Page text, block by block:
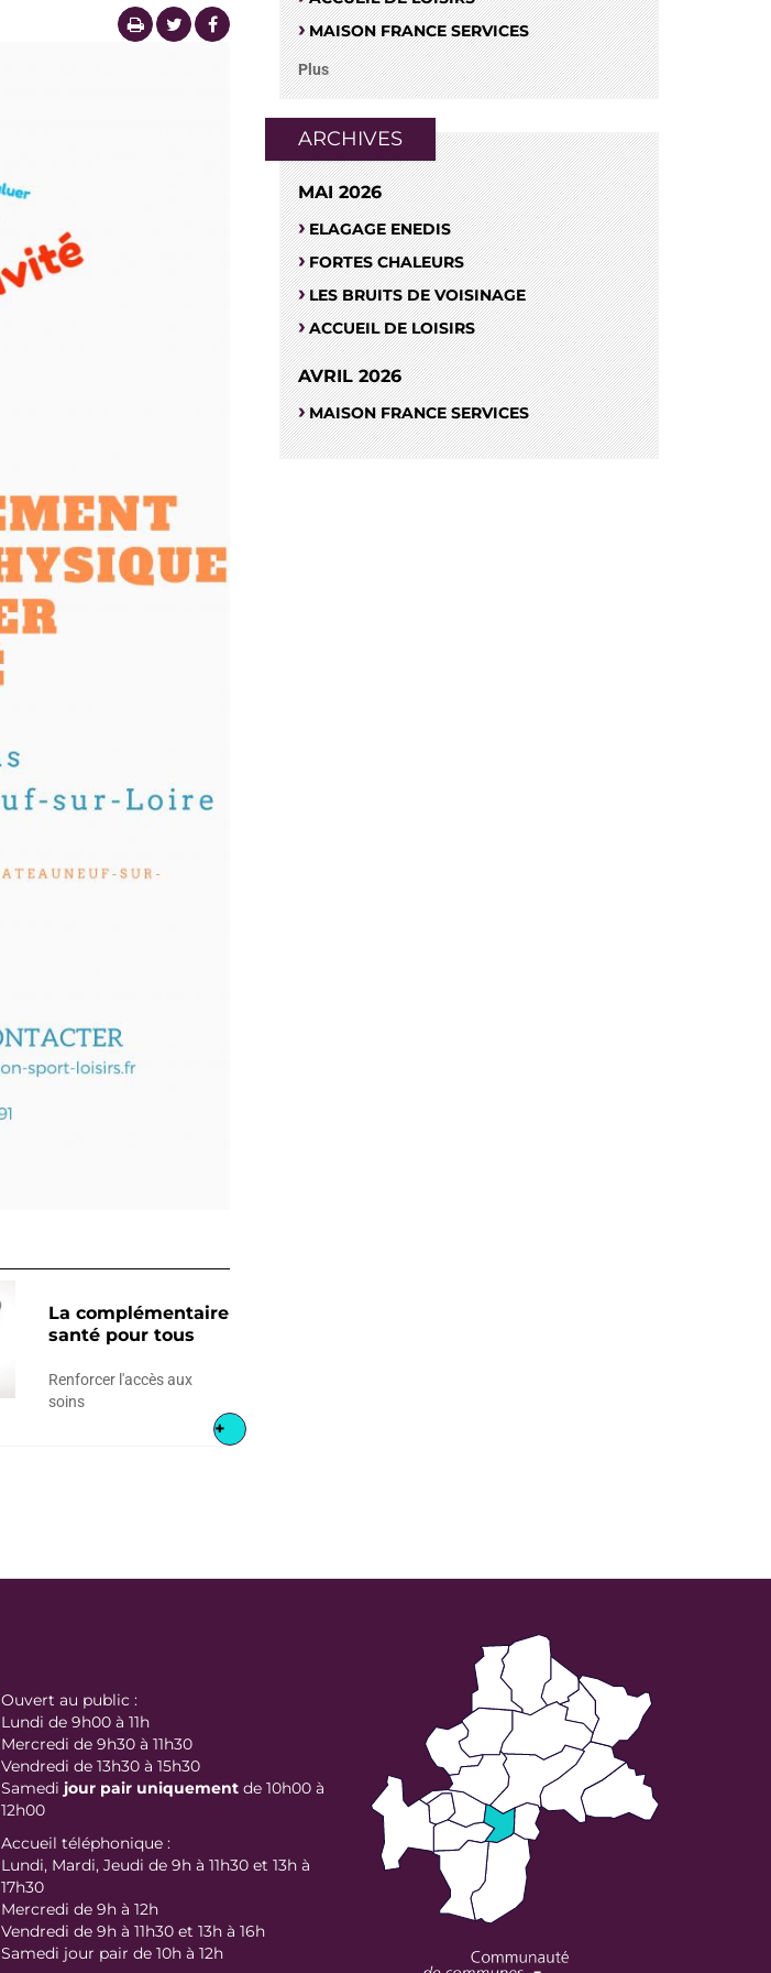
La complémentaire
santé pour tous
Renforcer l'accès aux
soins
+
MAISON FRANCE SERVICES
Plus
ARCHIVES
MAI 2026
ELAGAGE ENEDIS
FORTES CHALEURS
LES BRUITS DE VOISINAGE
ACCUEIL DE LOISIRS
AVRIL 2026
MAISON FRANCE SERVICES
Ouvert au public :
Lundi de 9h00 à 11h
Mercredi de 9h30 à 11h30
Vendredi de 13h30 à 15h30
Samedi jour pair uniquementde 10h00 à
12h00
Accueil téléphonique :
Lundi, Mardi, Jeudi de 9h à 11h30 et 13h à
17h30
Mercredi de 9h à 12h
Vendredi de 9h à 11h30 et 13h à 16h
Samedi jour pair de 10h à 12h